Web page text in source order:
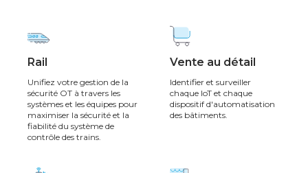
Rail
Unifiez votre gestion de la
sécurité OT à travers les
systèmes et les équipes pour
maximiser la sécurité et la
fiabilité du système de
contrôle des trains.
Vente au détail
Identifier et surveiller
chaque IoT et chaque
dispositif d'automatisation
des bâtiments.